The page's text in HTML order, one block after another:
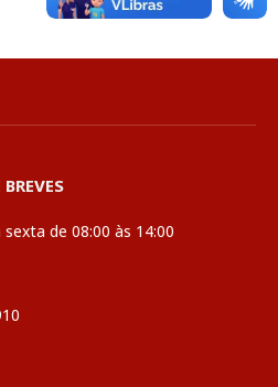
de 08:00 às 14:00